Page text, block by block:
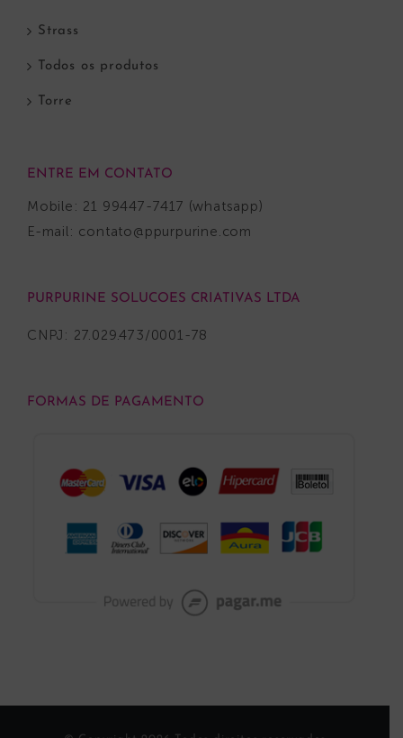
Strass
Todos os produtos
Torre
ENTRE EM CONTATO
Mobile: 21 99447-7417 (whatsapp)
E-mail: contato@ppurpurine.com
PURPURINE SOLUCOES CRIATIVAS LTDA
CNPJ: 27.029.473/0001-78
FORMAS DE PAGAMENTO